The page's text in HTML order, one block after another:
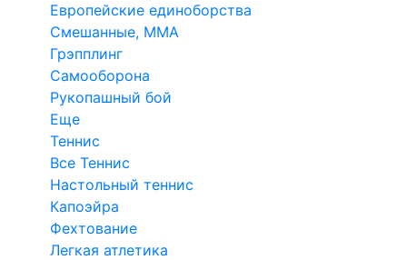
Европейские единоборства
Смешанные, ММА
Грэпплинг
Самооборона
Рукопашный бой
Еще
Теннис
Все Теннис
Настольный теннис
Капоэйра
Фехтование
Легкая атлетика